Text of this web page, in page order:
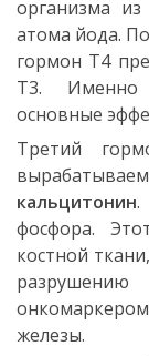
организма
атома йода.
гормон Т4
Т3. Именно
основные
Третий
кальцитонин.
фосфора.
костной
железы.